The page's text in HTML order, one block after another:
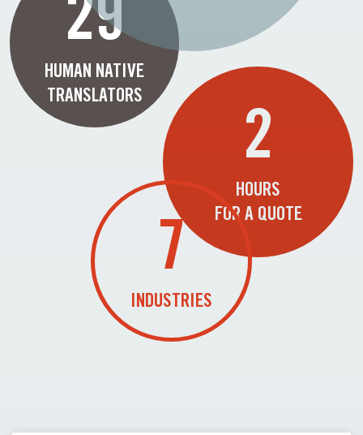
29
HUMAN NATIVE
TRANSLATORS
2
HOURS
FOR A QUOTE
7
INDUSTRIES